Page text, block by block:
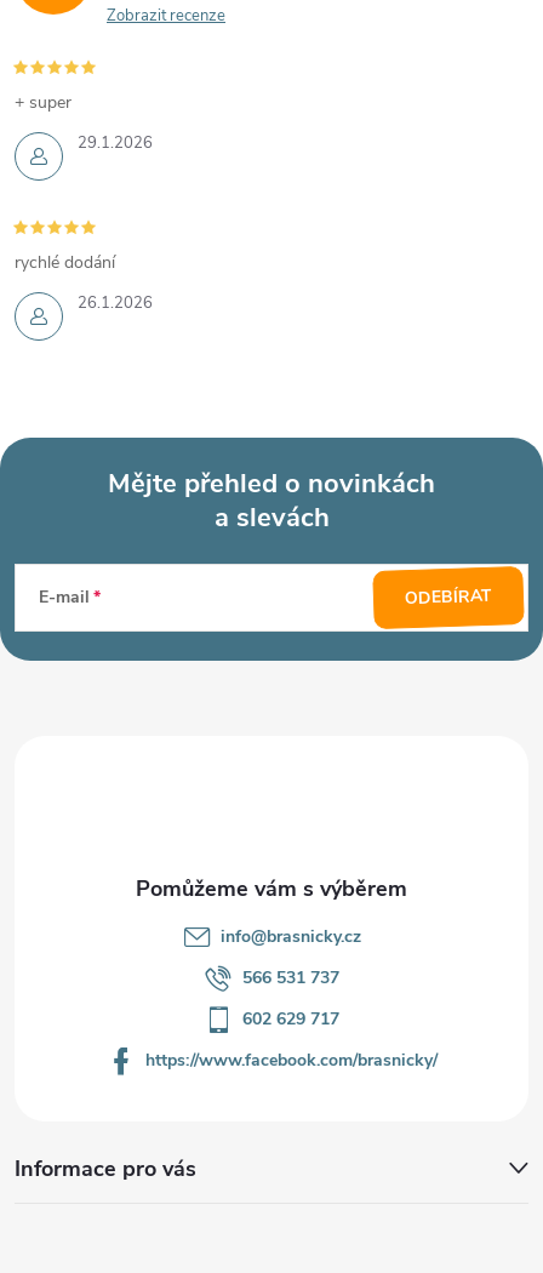
Zobrazit recenze
29.1.2026
+ super
26.1.2026
rychlé dodání
p
Mějte přehled o novinkách
a slevách
E-mail ODEBÍRAT
info@brasnicky.cz
566 531 737
602 629 717
https://www.facebook.com/brasnicky/
Informace pro vás